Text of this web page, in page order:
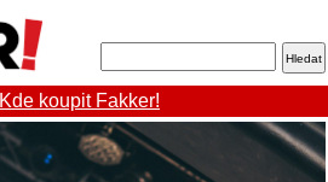
Kde koupit Fakker!